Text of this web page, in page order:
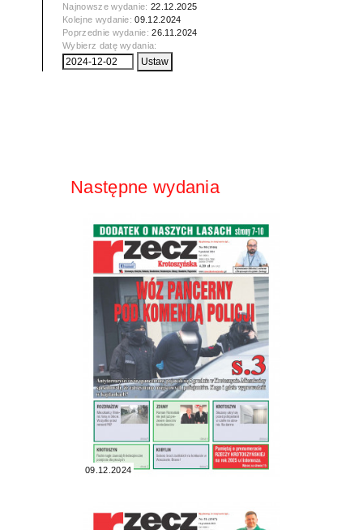
Najnowsze wydanie:22.12.2025
Kolejne wydanie:09.12.2024
Poprzednie wydanie:26.11.2024
Wybierz datę wydania:
Następne wydania
09.12.2024